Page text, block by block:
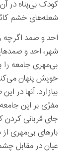
کودک بی‌پناه در آن
شعله‌های خشم
احد و صمد اگرچه
شهر، احد و
بی‌مهری جامعه
خویش پنهان
بیازارد. آنها در
مفرّی بر این
جای قربانی
بارهای بی‌مهری از
عیان در مقابل